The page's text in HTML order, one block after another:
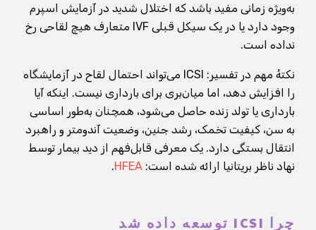
به‌ویژه زمانی مفید باشد که اختلال شدید در آزمایش اسپرم
وجود دارد یا در یک سیکل قبلی IVF متعارف هیچ لقاحی رخ
نداده است.
نکتهٔ مهم در تفسیر: ICSI می‌تواند احتمال لقاح در آزمایشگاه
را افزایش دهد، اما میان‌بری برای بارداری نیست. اینکه آیا
بارداری یا تولد زنده حاصل می‌شود، همچنان به‌طور اساسی
به سن، کیفیت تخمک، رشد جنین، وضعیت آندومتر و راهبرد
انتقال بستگی دارد. یک معرفی قابل‌فهم از دید بیمار توسط
نهاد ناظر بریتانیا ارائه شده است: HFEA
.
چرا ICSI توسعه داده شد